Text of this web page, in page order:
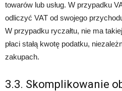
towarów lub usług. W przypadku
odliczyć VAT od swojego
W przypadku ryczałtu, nie ma
płaci stałą kwotę podatku,
zakupach.
3.3. Skomplikowanie